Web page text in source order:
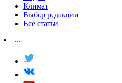
Климат
Выбор редакции
Все статьи
...